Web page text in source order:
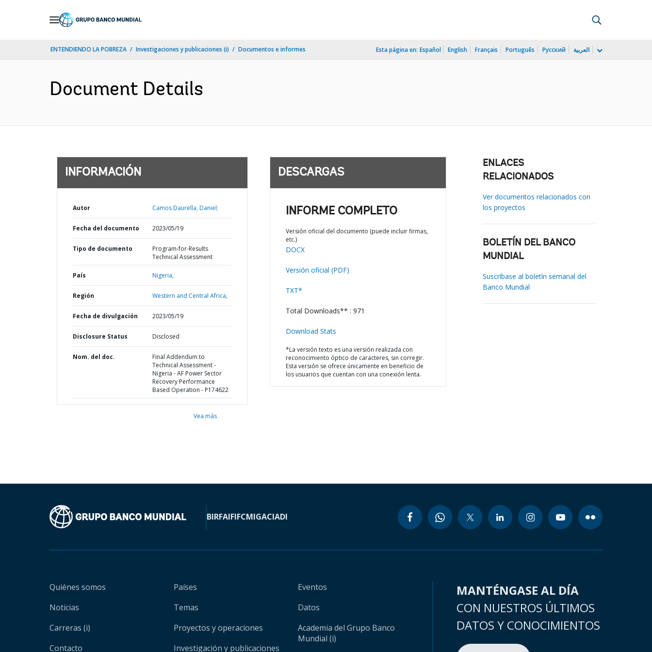
ENTENDIENDO LA POBREZA Investigaciones y publicaciones (i) Documentos e informes Esta página en: Español English Français Português Русский العربية
Document Details
INFORMACIÓN
Autor Camos Daurella, Daniel;
Fecha del documento 2023/05/19
Tipo de documento
Program-for-Results
Technical Assessment
País Nigeria,
Región Western and Central Africa,
Fecha de divulgación 2023/05/19
Disclosure Status Disclosed
Nom. del doc.
Final Addendum to
Technical Assessment -
Nigeria - AF Power Sector
Recovery Performance
Based Operation - P174622
Vea más
DESCARGAS
INFORME COMPLETO
Versión oficial del documento (puede incluir firmas,
etc.)
DOCX
Versión oficial (PDF)
TXT*
Total Downloads** : 971
Download Stats
*La versión texto es una versión realizada con
reconocimiento óptico de caracteres, sin corregir.
Esta versión se ofrece únicamente en beneficio de
los usuarios que cuentan con una conexión lenta.
ENLACES
RELACIONADOS
Ver documentos relacionados con
los proyectos
BOLETÍN DEL BANCO
MUNDIAL
Suscríbase al boletín semanal del
Banco Mundial
BIRFAIFIFCMIGACIADI
Quiénes somos
Noticias
Carreras (i)
Contacto
Países
Temas
Proyectos y operaciones
Investigación y publicaciones
Eventos
Datos
Academia del Grupo Banco
Mundial (i)
MANTÉNGASE AL DÍA
CON NUESTROS ÚLTIMOS
DATOS Y CONOCIMIENTOS